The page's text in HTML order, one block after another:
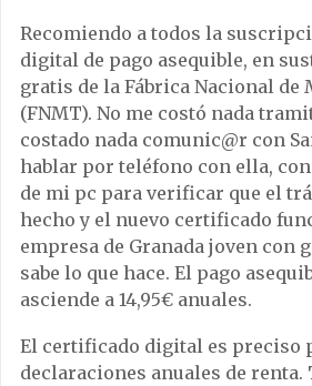
Recomiendo a todos la
digital de pago asequible, en
gratis de la Fábrica Nacional de
(FNMT). No me costó nada
costado nada comunic@r con
hablar por teléfono con ella,
de mi pc para verificar que el
hecho y el nuevo certificado
empresa de Granada joven con
sabe lo que hace. El pago
asciende a 14,95€ anuales.
El certificado digital es preciso
declaraciones anuales de renta.